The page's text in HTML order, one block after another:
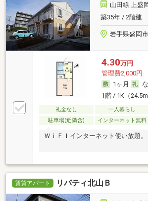
山田線 上盛
築35年 / 2階建
岩手県盛岡
4.30万円
管理費2,000円
1ヶ月
1階 / 1K（24.5m
礼金なし 一人暮らし
駐車場(近隣含)
インターネット無料
ＷｉＦＩインターネット使い放題。
賃貸アパート リバティ北山Ｂ